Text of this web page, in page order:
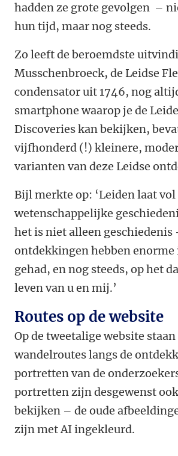
hadden ze grote gevolgen –
hun tijd, maar nog steeds.
Zo leeft de beroemdste
Musschenbroeck, de Leidse
condensator uit 1746, nog
smartphone waarop je de
Discoveries kan bekijken,
vijfhonderd (!) kleinere,
varianten van deze Leidse
Bijl merkte op: ‘Leiden laat
wetenschappelijke
het is niet alleen geschiedenis
ontdekkingen hebben enorme
gehad, en nog steeds, op het
leven van u en mij.’
Routes op de website
Op de tweetalige website staan
wandelroutes langs de
portretten van de
portretten zijn desgewenst
bekijken – de oude
zijn met AI ingekleurd.